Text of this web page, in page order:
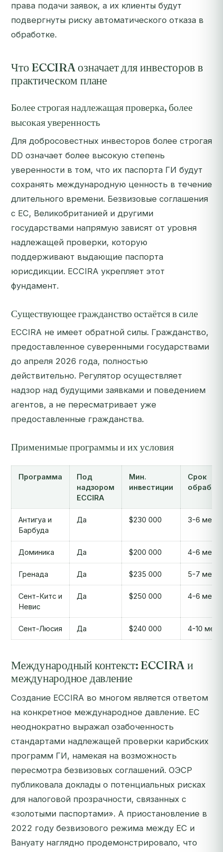
права подачи заявок, а их клиенты будут
подвергнуты риску автоматического отказа в
обработке.
Что ECCIRA означает для инвесторов в
практическом плане
Более строгая надлежащая проверка, более
высокая уверенность
Для добросовестных инвесторов более строгая
DD означает более высокую степень
уверенности в том, что их паспорта ГИ будут
сохранять международную ценность в течение
длительного времени. Безвизовые соглашения
с ЕС, Великобританией и другими
государствами напрямую зависят от уровня
надлежащей проверки, которую
поддерживают выдающие паспорта
юрисдикции. ECCIRA укрепляет этот
фундамент.
Существующее гражданство остаётся в силе
ECCIRA не имеет обратной силы. Гражданство,
предоставленное суверенными государствами
до апреля 2026 года, полностью
действительно. Регулятор осуществляет
надзор над будущими заявками и поведением
агентов, а не пересматривает уже
предоставленные гражданства.
Применимые программы и их условия
Программа
Под
надзором
ECCIRA
Мин.
инвестиции
Срок
Антигуа и
Барбуда
Да $230 000 3-6 мес.
Доминика Да $200 000 4-6 мес.
Гренада Да $235 000 5-7 мес.
Сент-Китс и
Невис
Да $250 000 4-6 мес.
Сент-Люсия Да $240 000 4-10 мес.
Международный контекст: ECCIRA и
международное давление
Создание ECCIRA во многом является ответом
на конкретное международное давление. ЕС
неоднократно выражал озабоченность
стандартами надлежащей проверки карибских
программ ГИ, намекая на возможность
пересмотра безвизовых соглашений. ОЭСР
публиковала доклады о потенциальных рисках
для налоговой прозрачности, связанных с
«золотыми паспортами». А приостановление в
2022 году безвизового режима между ЕС и
Вануату наглядно продемонстрировало, что